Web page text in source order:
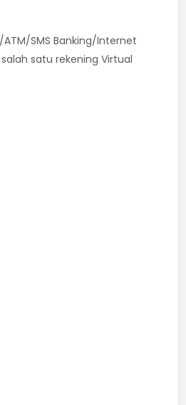
SMS Banking/Internet
satu rekening Virtual